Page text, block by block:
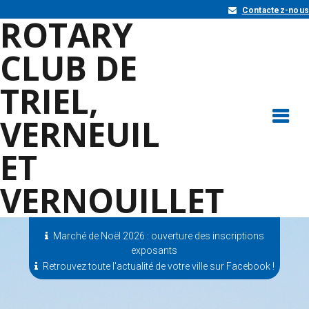
Contactez-nous
ROTARY
CLUB DE
TRIEL,
VERNEUIL
ET
VERNOUILLET
Marché de Noël 2026 : ouverture des inscriptions
exposants
Retrouvez toute l'actualité de votre ville sur Facebook !